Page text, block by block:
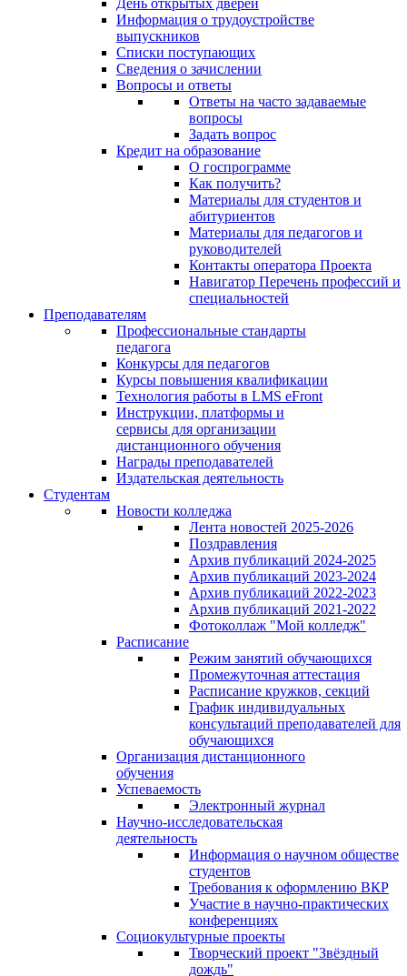
День открытых дверей
Информация о трудоустройстве
выпускников
Списки поступающих
Сведения о зачислении
Вопросы и ответы
Ответы на часто задаваемые
вопросы
Задать вопрос
Кредит на образование
О госпрограмме
Как получить?
Материалы для студентов и
абитуриентов
Материалы для педагогов и
руководителей
Контакты оператора Проекта
Навигатор Перечень профессий и
специальностей
Преподавателям
Профессиональные стандарты
педагога
Конкурсы для педагогов
Курсы повышения квалификации
Технология работы в LMS eFront
Инструкции, платформы и
сервисы для организации
дистанционного обучения
Награды преподавателей
Издательская деятельность
Студентам
Новости колледжа
Лента новостей 2025-2026
Поздравления
Архив публикаций 2024-2025
Архив публикаций 2023-2024
Архив публикаций 2022-2023
Архив публикаций 2021-2022
Фотоколлаж "Мой колледж"
Расписание
Режим занятий обучающихся
Промежуточная аттестация
Расписание кружков, секций
График индивидуальных
консультаций преподавателей для
обучающихся
Организация дистанционного
обучения
Успеваемость
Электронный журнал
Научно-исследовательская
деятельность
Информация о научном обществе
студентов
Требования к оформлению ВКР
Участие в научно-практических
конференциях
Социокультурные проекты
Творческий проект "Звёздный
дождь"